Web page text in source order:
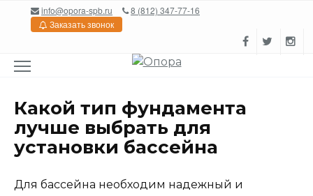
Перейтиinfo@opora-spb.ru
8 (812) 347-77-16
Заказать звонок
Какой тип фундамента
лучше выбрать для
установки бассейна
Для бассейна необходим надежный и